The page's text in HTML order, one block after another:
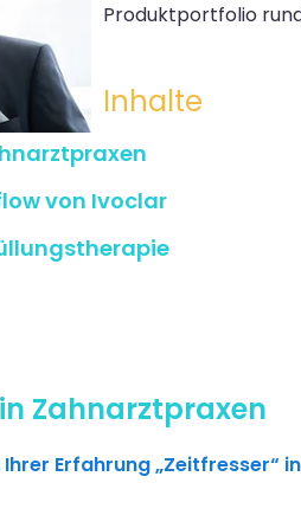
Produktportfolio
Inhalte
von Ivoclar
Zahnarztpraxen
Erfahrung „Zeitfresser“